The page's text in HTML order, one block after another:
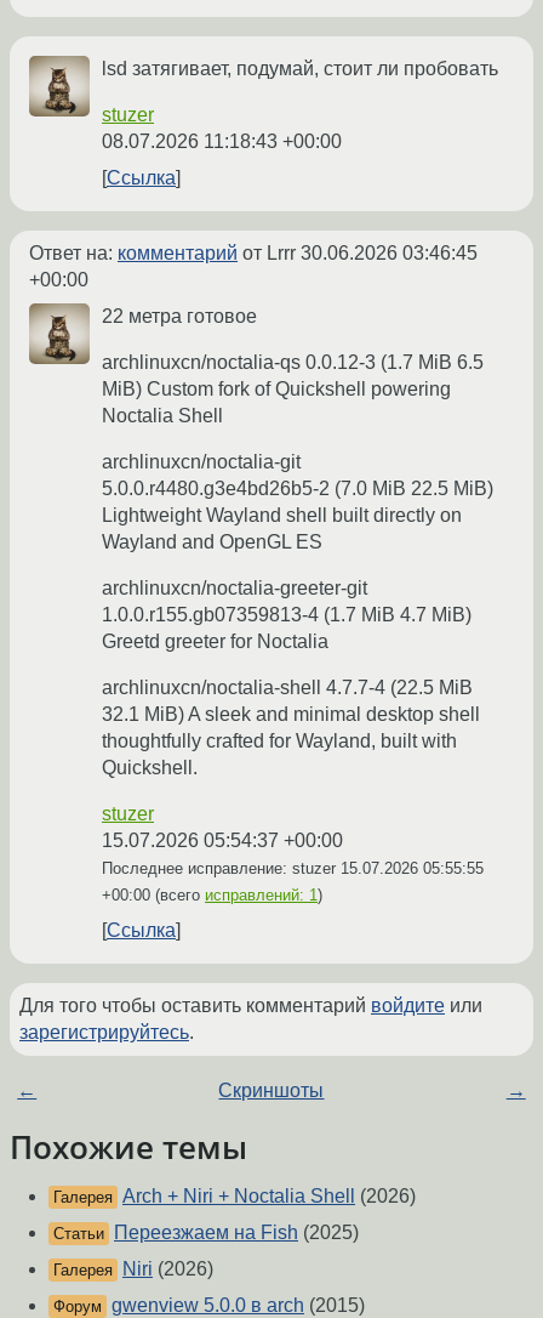
lsd затягивает, подумай, стоит ли пробовать
stuzer
08.07.2026 11:18:43 +00:00
Ссылка
Ответ на: комментарий от Lrrr 30.06.2026 03:46:45
+00:00
22 метра готовое
archlinuxcn/noctalia-qs 0.0.12-3 (1.7 MiB 6.5
MiB) Custom fork of Quickshell powering
Noctalia Shell
archlinuxcn/noctalia-git
5.0.0.r4480.g3e4bd26b5-2 (7.0 MiB 22.5 MiB)
Lightweight Wayland shell built directly on
Wayland and OpenGL ES
archlinuxcn/noctalia-greeter-git
1.0.0.r155.gb07359813-4 (1.7 MiB 4.7 MiB)
Greetd greeter for Noctalia
archlinuxcn/noctalia-shell 4.7.7-4 (22.5 MiB
32.1 MiB) A sleek and minimal desktop shell
thoughtfully crafted for Wayland, built with
Quickshell.
stuzer
15.07.2026 05:54:37 +00:00
Последнее исправление: stuzer 15.07.2026 05:55:55
+00:00 (всего исправлений: 1)
Ссылка
Для того чтобы оставить комментарий войдите или
зарегистрируйтесь.
← Скриншоты →
Похожие темы
Галерея Arch + Niri + Noctalia Shell (2026)
Статьи Переезжаем на Fish (2025)
Галерея Niri (2026)
Форум gwenview 5.0.0 в arch (2015)